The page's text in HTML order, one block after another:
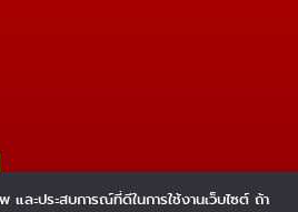
และประสบการณ์ที่ดีในการใช้งานเว็บไซต์ ถ้า
1